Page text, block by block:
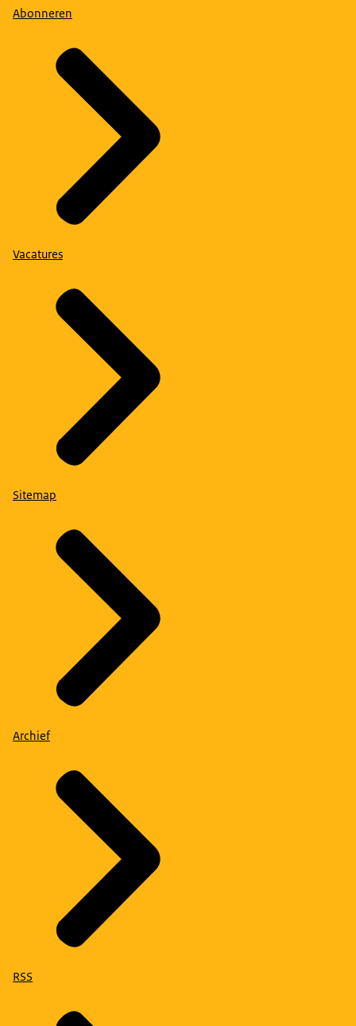
Abonneren
Vacatures
Sitemap
Archief
RSS